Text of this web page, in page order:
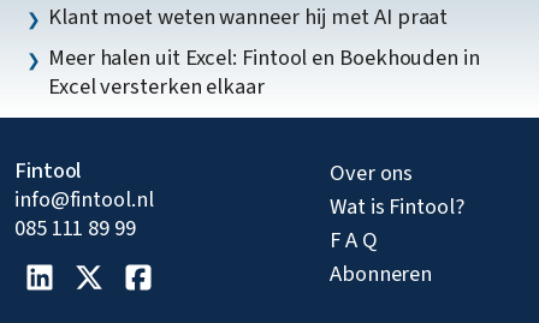
Klant moet weten wanneer hij met AI praat
Meer halen uit Excel: Fintool en Boekhouden in
Excel versterken elkaar
Fintool
info@fintool.nl
085 111 89 99
Over ons
Wat is Fintool?
F A Q
Abonneren